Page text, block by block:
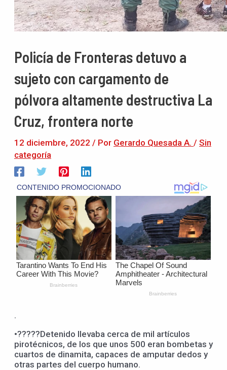
Policía de Fronteras detuvo a
sujeto con cargamento de
pólvora altamente destructiva La
Cruz, frontera norte
12 diciembre, 2022 / Por Gerardo Quesada A. / Sin
categoría
.
•?????Detenido llevaba cerca de mil artículos
pirotécnicos, de los que unos 500 eran bombetas y
cuartos de dinamita, capaces de amputar dedos y
otras partes del cuerpo humano.